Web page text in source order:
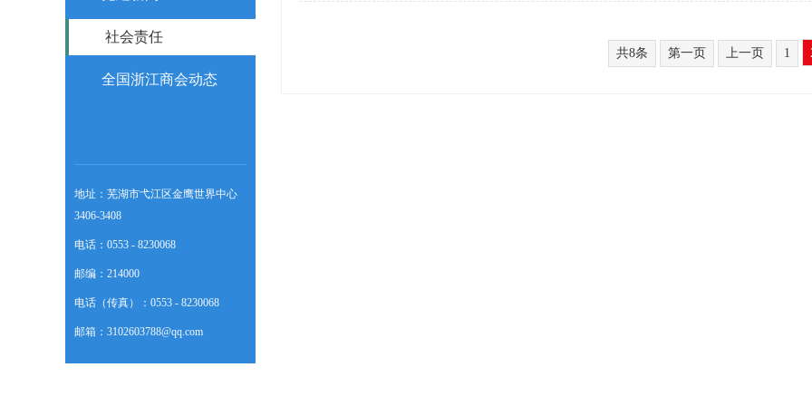
社会责任
全国浙江商会动态
地址：芜湖市弋江区金鹰世界中心
3406-3408
电话：0553 - 8230068
邮编：214000
电话（传真）：0553 - 8230068
邮箱：3102603788@qq.com
共8条 第一页 上一页 1